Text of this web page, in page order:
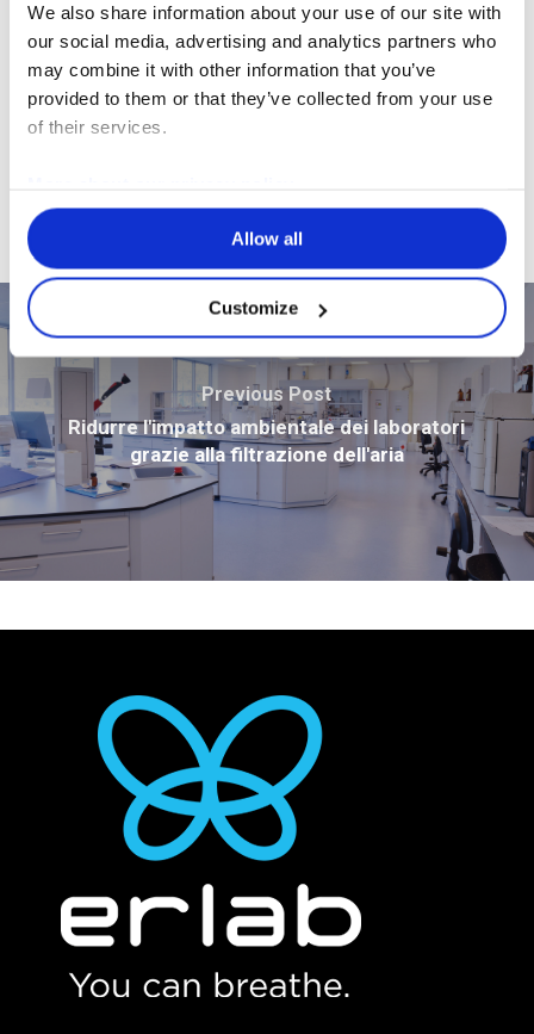
We also share information about your use of our site with
our social media, advertising and analytics partners who
may combine it with other information that you’ve
provided to them or that they’ve collected from your use
of their services.
Allow all
Customize
filtrazione fino ai 440W per i nostri kit di filtrazione
integrati GreenFumeHood3, e beneficiate di
soluzioni specifiche che vi permettano di continuare
la vostra attività.
Previous Post
Ridurre l'impatto ambientale dei laboratori
grazie alla filtrazione dell'aria